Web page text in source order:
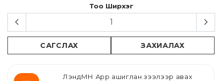
Тоо Ширхэг
САГСЛАХ ЗАХИАЛАХ
ЛэндМН App ашиглан зээлээр авах